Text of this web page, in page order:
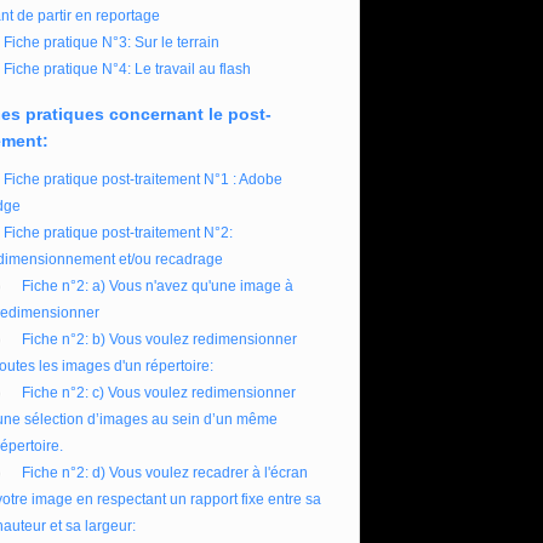
de partir en reportage
Fiche pratique N°3: Sur le terrain
Fiche pratique N°4: Le travail au flash
pratiques concernant le post-
Fiche pratique post-traitement N°1 : Adobe
Fiche pratique post-traitement N°2:
et/ou recadrage
Fiche n°2: a) Vous n'avez qu'une image à
Fiche n°2: b) Vous voulez redimensionner
les images d'un répertoire:
Fiche n°2: c) Vous voulez redimensionner
sélection d’images au sein d’un même
Fiche n°2: d) Vous voulez recadrer à l'écran
image en respectant un rapport fixe entre sa
et sa largeur: